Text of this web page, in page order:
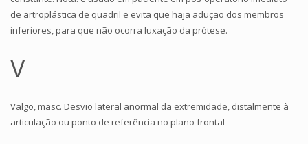
de artroplástica de quadril e evita que haja adução dos membros
inferiores, para que não ocorra luxação da prótese.
V
Valgo, masc. Desvio lateral anormal da extremidade, distalmente à
articulação ou ponto de referência no plano frontal